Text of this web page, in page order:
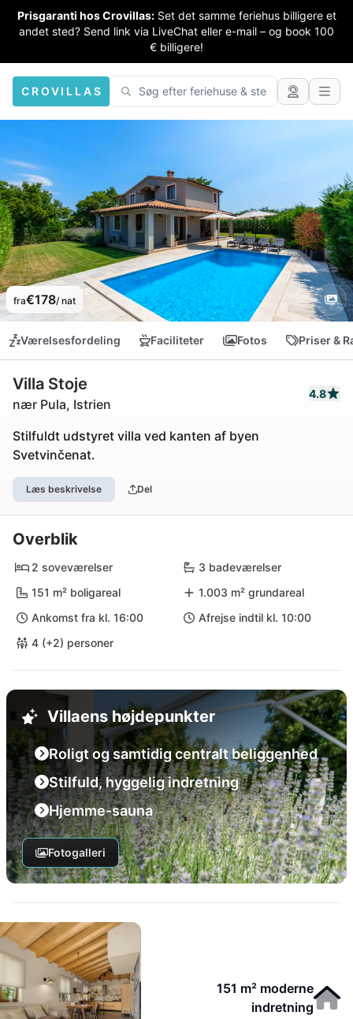
Prisgaranti hos Crovillas: Set det samme feriehus billigere et
andet sted? Send link via LiveChat eller e-mail – og book 100
€ billigere!
CROVILLAS
fra€178/ nat
Værelsesfordeling Faciliteter Fotos Priser &
Villa Stoje
nær Pula, Istrien
4.8
Stilfuldt udstyret villa ved kanten af ​​byen
Svetvinčenat.
Læs beskrivelse Del
Overblik
2 soveværelser
3 badeværelser
151 m² boligareal
1.003 m² grundareal
Ankomst fra kl. 16:00
Afrejse indtil kl. 10:00
4 (+2) personer
Villaens højdepunkter
Roligt og samtidig centralt beliggenhed
Stilfuld, hyggelig indretning
Hjemme-sauna
Fotogalleri
151 m² moderne
indretning